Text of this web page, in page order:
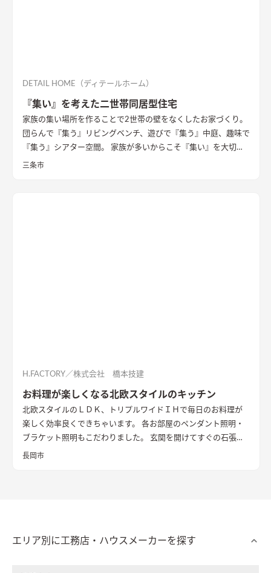
DETAIL HOME（ディテールホーム）
『集い』を考えた二世帯同居型住宅
家族の集い場所を作ることで2世帯の壁をなくしたお家づくり。
団らんで『集う』リビングベンチ、遊びで『集う』中庭、趣味で
『集う』シアター空間。 家族が多いからこそ『集い』を大切に
したお家になっています。
三条市
H.FACTORY／株式会社 橋本技建
お料理が楽しくなる北欧スタイルのキッチン
北欧スタイルのＬＤＫ、トリプルワイドＩＨで毎日のお料理が
楽しく効率良くできちゃいます。 各お部屋のペンダント照明・
ブラケット照明もこだわりました。 玄関を開けてすぐの石張り
壁も目をひきます
長岡市
エリア別に工務店・ハウスメーカーを探す